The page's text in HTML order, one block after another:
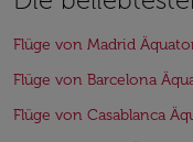
Flüge von Madrid
Flüge von Barcelona
Flüge von Casablanca